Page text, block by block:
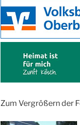
Zum Vergrößern der